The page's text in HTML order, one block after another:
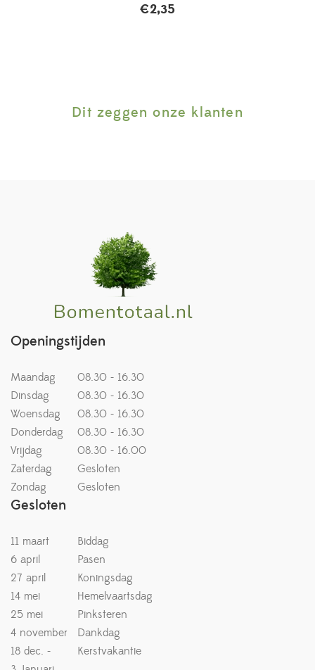
€2,35
Dit zeggen onze klanten
Openingstijden
Maandag
08.30 - 16.30
Dinsdag
08.30 - 16.30
Woensdag
08.30 - 16.30
Donderdag
08.30 - 16.30
Vrijdag
08.30 - 16.00
Zaterdag
Gesloten
Zondag
Gesloten
Gesloten
11 maart
Biddag
6 april
Pasen
27 april
Koningsdag
14 mei
Hemelvaartsdag
25 mei
Pinksteren
4 november
Dankdag
18 dec. -
Kerstvakantie